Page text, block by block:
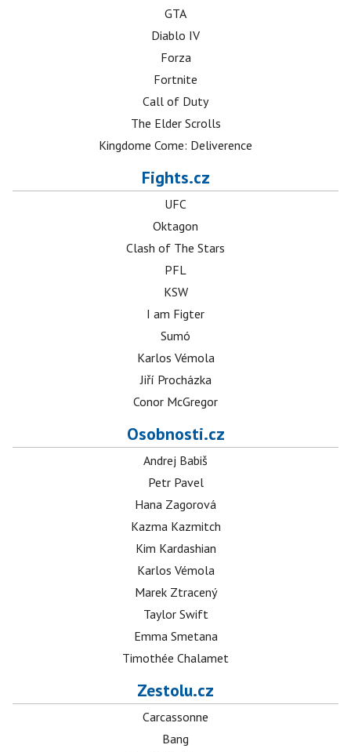
GTA
Diablo IV
Forza
Fortnite
Call of Duty
The Elder Scrolls
Kingdome Come: Deliverence
Fights.cz
UFC
Oktagon
Clash of The Stars
PFL
KSW
I am Figter
Sumó
Karlos Vémola
Jiří Procházka
Conor McGregor
Osobnosti.cz
Andrej Babiš
Petr Pavel
Hana Zagorová
Kazma Kazmitch
Kim Kardashian
Karlos Vémola
Marek Ztracený
Taylor Swift
Emma Smetana
Timothée Chalamet
Zestolu.cz
Carcassonne
Bang